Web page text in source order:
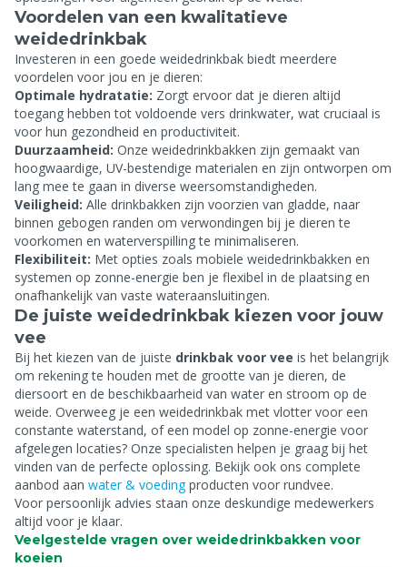
Voordelen van een kwalitatieve
weidedrinkbak
Investeren in een goede weidedrinkbak biedt meerdere
voordelen voor jou en je dieren:
Optimale hydratatie: Zorgt ervoor dat je dieren altijd
toegang hebben tot voldoende vers drinkwater, wat cruciaal is
voor hun gezondheid en productiviteit.
Duurzaamheid: Onze weidedrinkbakken zijn gemaakt van
hoogwaardige, UV-bestendige materialen en zijn ontworpen om
lang mee te gaan in diverse weersomstandigheden.
Veiligheid: Alle drinkbakken zijn voorzien van gladde, naar
binnen gebogen randen om verwondingen bij je dieren te
voorkomen en waterverspilling te minimaliseren.
Flexibiliteit: Met opties zoals mobiele weidedrinkbakken en
systemen op zonne-energie ben je flexibel in de plaatsing en
onafhankelijk van vaste wateraansluitingen.
De juiste weidedrinkbak kiezen voor jouw
vee
Bij het kiezen van de juiste drinkbak voor vee is het belangrijk
om rekening te houden met de grootte van je dieren, de
diersoort en de beschikbaarheid van water en stroom op de
weide. Overweeg je een weidedrinkbak met vlotter voor een
constante waterstand, of een model op zonne-energie voor
afgelegen locaties? Onze specialisten helpen je graag bij het
vinden van de perfecte oplossing. Bekijk ook ons complete
aanbod aan water & voedingproducten voor rundvee.
Voor persoonlijk advies staan onze deskundige medewerkers
altijd voor je klaar.
Veelgestelde vragen over weidedrinkbakken voor
koeien